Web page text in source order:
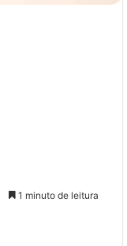
1 minuto de leitura